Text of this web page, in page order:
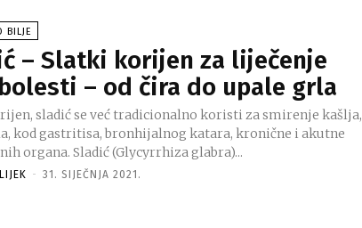
BILJE
– Slatki korijen za liječenje
– od čira do upale grla
sladić se već tradicionalno koristi za smirenje kašlja,
kod gastritisa, bronhijalnog katara, kronične i akutne
upale dišnih organa. Sladić (Glycyrrhiza glabra)...
- 31. SIJEČNJA 2021.